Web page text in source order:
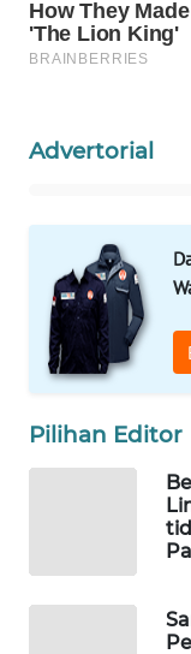
Advertorial
Pilihan Editor
Wahana
Network
LISTRIK
KELISTRIKAN
WALINKI
ID
MAWAKA